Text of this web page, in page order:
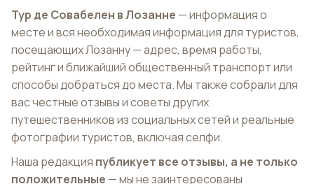
Тур де Совабелен в Лозанне — информация о
месте и вся необходимая информация для туристов,
посещающих Лозанну — адрес, время работы,
рейтинг и ближайший общественный транспорт или
способы добраться до места. Мы также собрали для
вас честные отзывы и советы других
путешественников из социальных сетей и реальные
фотографии туристов, включая селфи.
Наша редакция публикует все отзывы, а не только
положительные — мы не заинтересованы